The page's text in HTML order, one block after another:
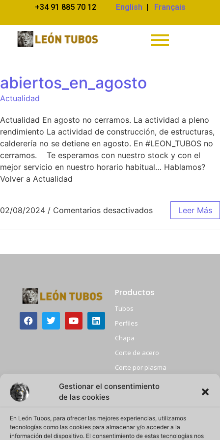
Gestionar el consentimiento
de las cookies
En León Tubos, para ofrecer las mejores experiencias, utilizamos
tecnologías como las cookies para almacenar y/o acceder a la
información del dispositivo. El consentimiento de estas tecnologías nos
+34 91 885 70 12 English | Français
abiertos_en_agosto
Actualidad
Actualidad En agosto no cerramos. La actividad a pleno
rendimiento La actividad de construcción, de estructuras,
calderería no se detiene en agosto. En #LEON_TUBOS no
cerramos. Te esperamos con nuestro stock y con el
mejor servicio en nuestro horario habitual… Hablamos?
Volver a Actualidad
02/08/2024 / Comentarios desactivados Leer Más
Productos
Tubos
Perfiles
Chapa
Corte de acero
Corte por plasma
Granallado
+ Info
Inicio
Sobre nosotros
Atención telefónica:
+34 918857012
Email: